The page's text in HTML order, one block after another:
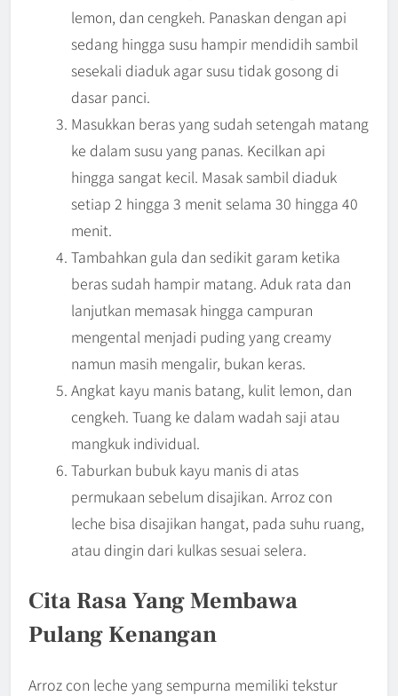
lemon, dan cengkeh. Panaskan dengan api
sedang hingga susu hampir mendidih sambil
sesekali diaduk agar susu tidak gosong di
dasar panci.
Masukkan beras yang sudah setengah matang
ke dalam susu yang panas. Kecilkan api
hingga sangat kecil. Masak sambil diaduk
setiap 2 hingga 3 menit selama 30 hingga 40
menit.
Tambahkan gula dan sedikit garam ketika
beras sudah hampir matang. Aduk rata dan
lanjutkan memasak hingga campuran
mengental menjadi puding yang creamy
namun masih mengalir, bukan keras.
Angkat kayu manis batang, kulit lemon, dan
cengkeh. Tuang ke dalam wadah saji atau
mangkuk individual.
Taburkan bubuk kayu manis di atas
permukaan sebelum disajikan. Arroz con
leche bisa disajikan hangat, pada suhu ruang,
atau dingin dari kulkas sesuai selera.
Cita Rasa Yang Membawa
Pulang Kenangan
Arroz con leche yang sempurna memiliki tekstur